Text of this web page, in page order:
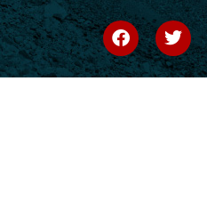
F
a
c
e
T
w
i
t